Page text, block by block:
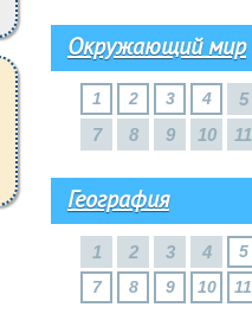
Окружающий мир
1 2 3 4 5
7
8 9 10 11
География
1 2 3 4 5
7
8 9 10 11